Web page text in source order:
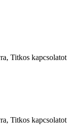
Titkos kapcsolatot
Titkos kapcsolatot